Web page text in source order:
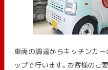
車両の調達からキッチンカ
ップで行います。お客様のご